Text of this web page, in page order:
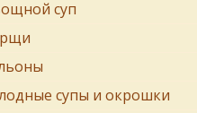
суп
супы и окрошки